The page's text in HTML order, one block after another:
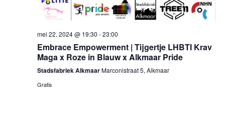
mei 22, 2024 @ 19:30 -23:00
Embrace Empowerment | Tijgertje LHBTI Krav
Maga x Roze in Blauw x Alkmaar Pride
Stadsfabriek AlkmaarMarconistraat 5, Alkmaar
Gratis